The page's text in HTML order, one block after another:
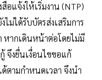
อแจ้งให้เริ่มงาน (NTP)
ม่ได้รับบัตรส่งเสริมการ
หากเดินหน้าต่อโดยไม่มี
จึงยื่นเงื่อนไขขอแก้
ามกำหนดเวลา จึงนำ